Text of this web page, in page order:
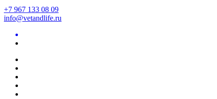
+7 967 133 08 09
info@vetandlife.ru